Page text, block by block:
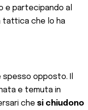
e partecipando al
tattica che lo ha
opposto. Il
e temuta in
che si chiudono